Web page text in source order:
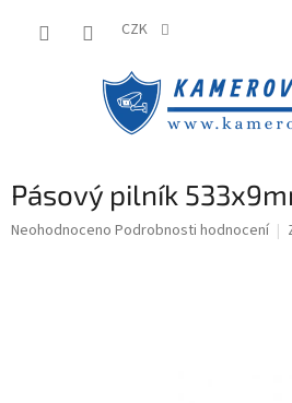
CZK
Pásový pilník
Průměrné
Neohodnoceno Podrobnosti hodnocení